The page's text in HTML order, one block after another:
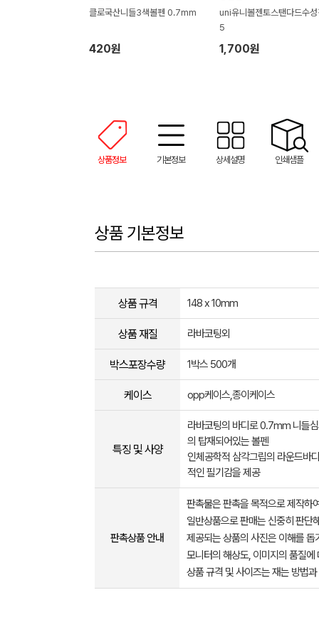
클로국산니들3색볼펜 0.7mm
420원
uni유니볼젠토스탠다드수
5
1,700원
상품정보 기본정보 상세설명 인쇄샘플
상품 기본정보
상품 규격 148 x 10mm
상품 재질 라바코팅외
박스포장수량 1박스 500개
케이스 opp케이스,종이케이스
특징 및 사양
라바코팅의 바디로 0.7mm 니들
의 탑재되어있는 볼펜
인체공학적 삼각그립의 라운드바
적인 필기감을 제공
판촉상품 안내
판촉물은 판촉을 목적으로 제작하
일반상품으로 판매는 신중히 판단
제공되는 상품의 사진은 이해를
모니터의 해상도, 이미지의 품질
상품 규격 및 사이즈는 재는 방법